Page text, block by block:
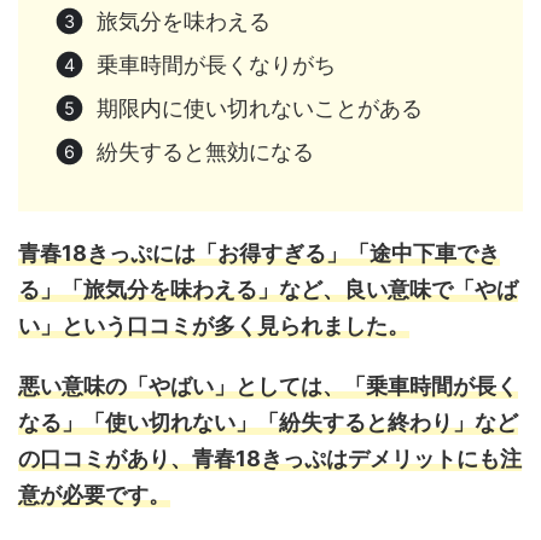
旅気分を味わえる
乗車時間が長くなりがち
期限内に使い切れないことがある
紛失すると無効になる
青春18きっぷには「お得すぎる」「途中下車でき
る」「旅気分を味わえる」など、良い意味で「やば
い」という口コミが多く見られました。
悪い意味の「やばい」としては、「乗車時間が長く
なる」「使い切れない」「紛失すると終わり」など
の口コミがあり、青春18きっぷはデメリットにも注
意が必要です。